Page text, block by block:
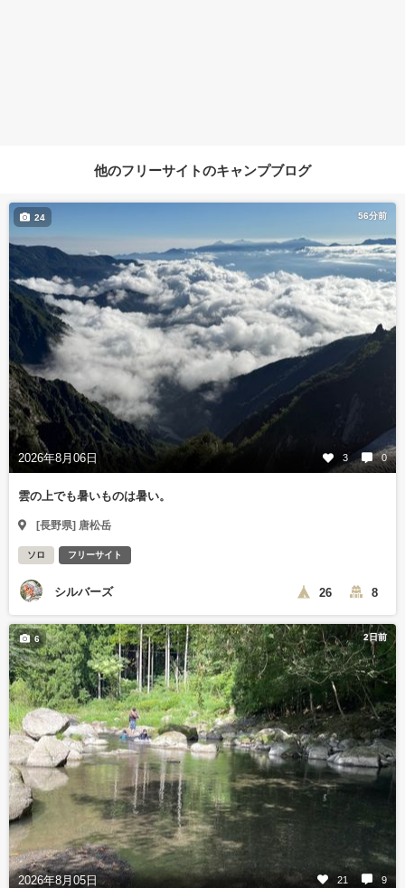
他のフリーサイトのキャンプブログ
56分前
2026年8月06日 3 0
24
雲の上でも暑いものは暑い。
[長野県] 唐松岳
ソロ フリーサイト
シルバーズ 26 8
2日前
2026年8月05日 21 9
6